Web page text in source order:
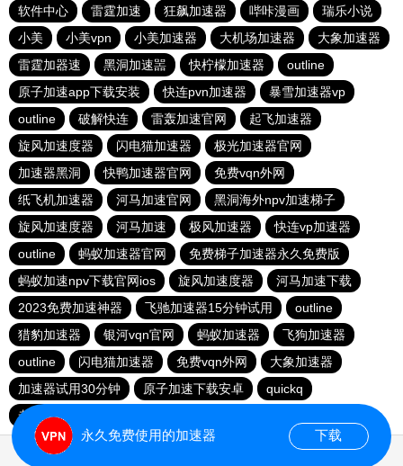
软件中心
雷霆加速 狂飙加速器 哔咔漫画
瑞乐小说
小美
小美vpn 小美加速器 大机场加速器
大象加速器
雷霆加器速
黑洞加速噐 快柠檬加速器
outline
原子加速app下载安装
快连pvn加速器
暴雪加速器vp
outline
破解快连 雷轰加速官网
起飞加速器
旋风加速度器
闪电猫加速器
极光加速器官网
加速器黑洞
快鸭加速器官网
免费vqn外网
纸飞机加速器
河马加速官网
黑洞海外npv加速梯子
旋风加速度器
河马加速 极风加速器
快连vp加速器
outline
蚂蚁加速器官网
免费梯子加速器永久免费版
蚂蚁加速npv下载官网ios
旋风加速度器
河马加速下载
2023免费加速神器
飞驰加速器15分钟试用
outline
猎豹加速器
银河vqn官网 蚂蚁加速器
飞狗加速器
outline
闪电猫加速器 免费vqn外网
大象加速器
加速器试用30分钟
原子加速下载安卓
quickq
老王加速免费版v2.2.23
永久免费使用的加速器 下载